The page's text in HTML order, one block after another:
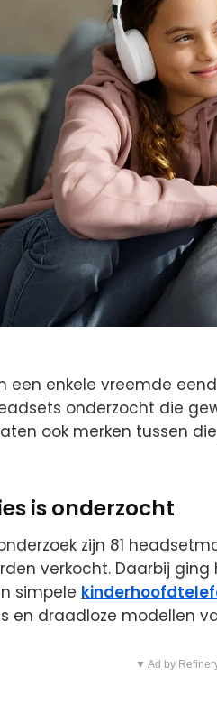
een enkele vreemde
onderzocht die
ook merken tussen
is onderzocht
zijn 81
verkocht. Daarbij
simpele
en draadloze modellen
▼ Ad by